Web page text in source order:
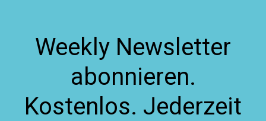
Weekly Newsletter
abonnieren.
Kostenlos. Jederzeit